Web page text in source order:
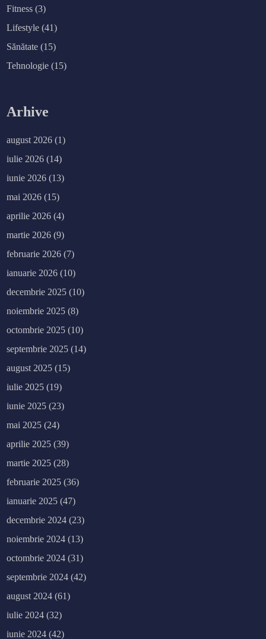
i
c
Fitness (3)
Lifestyle (41)
Sănătate (15)
Tehnologie (15)
Arhive
august 2026 (1)
iulie 2026 (14)
iunie 2026 (13)
mai 2026 (15)
aprilie 2026 (4)
martie 2026 (9)
februarie 2026 (7)
ianuarie 2026 (10)
decembrie 2025 (10)
noiembrie 2025 (8)
octombrie 2025 (10)
septembrie 2025 (14)
august 2025 (15)
iulie 2025 (19)
iunie 2025 (23)
mai 2025 (24)
aprilie 2025 (39)
martie 2025 (28)
februarie 2025 (36)
ianuarie 2025 (47)
decembrie 2024 (23)
noiembrie 2024 (13)
octombrie 2024 (31)
septembrie 2024 (42)
august 2024 (61)
iulie 2024 (32)
iunie 2024 (42)